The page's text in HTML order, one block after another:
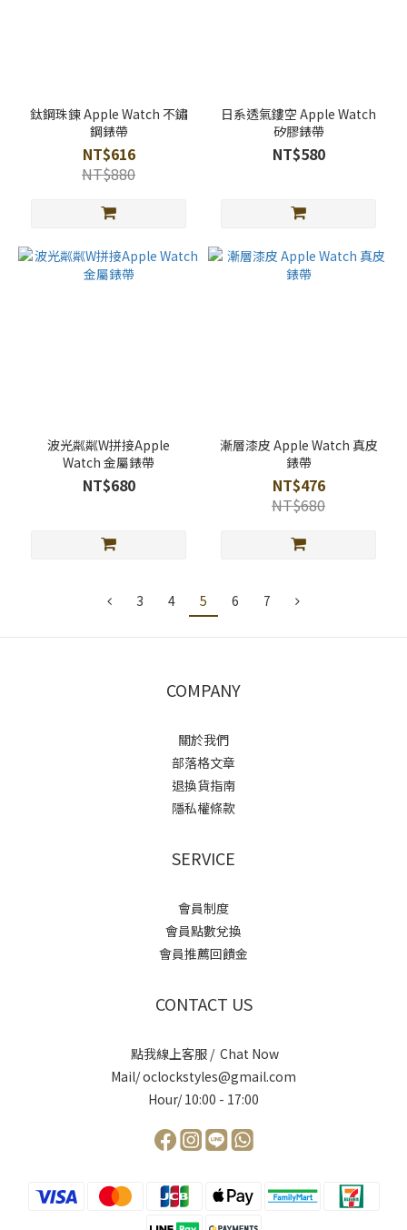
鈦鋼珠鍊 Apple Watch 不鏽
鋼錶帶
NT$616
NT$880
日系透氣鏤空 Apple Watch
矽膠錶帶
NT$580
波光粼粼W拼接Apple
Watch 金屬錶帶
NT$680
漸層漆皮 Apple Watch 真皮
錶帶
NT$476
NT$680
3 4 5 6 7
COMPANY
關於我們
部落格文章
退換貨指南
隱私權條款
SERVICE
會員制度
會員點數兌換
會員推薦回饋金
CONTACT US
點我線上客服 / Chat Now
Mail/ oclockstyles@gmail.com
Hour/ 10:00 - 17:00